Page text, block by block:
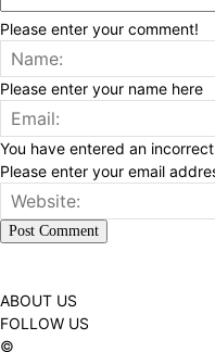
Please enter your comment!
Please enter your name here
You have entered an
Please enter your email
ABOUT US
FOLLOW US
©